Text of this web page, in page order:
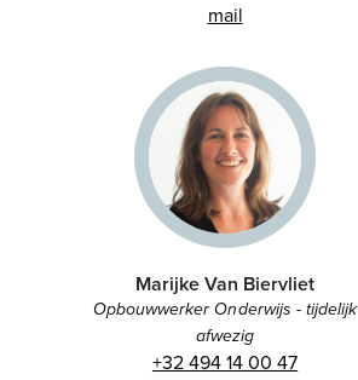
mail
Marijke Van Biervliet
Opbouwwerker Onderwijs - tijdelijk
afwezig
+32 494 14 00 47